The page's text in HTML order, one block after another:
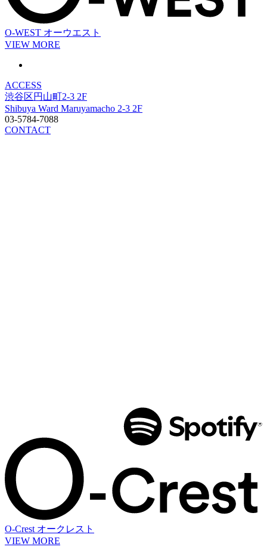
O-WEST オーウエスト
VIEW MORE
ACCESS
渋谷区円山町2-3 2F
Shibuya Ward Maruyamacho 2-3 2F
03-5784-7088
CONTACT
O-Crest オークレスト
VIEW MORE